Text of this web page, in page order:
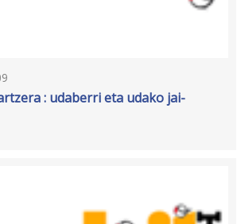
: udaberri eta udako jai-